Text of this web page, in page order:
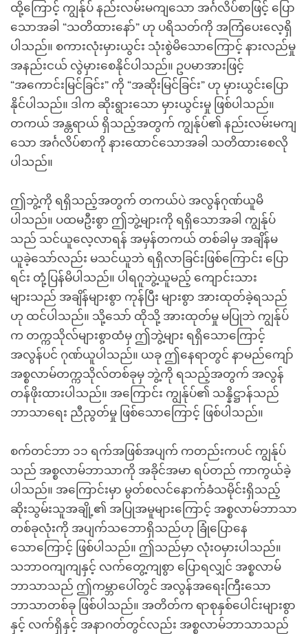
ထို့ကြောင့် ကျွန်ုပ် နည်းလမ်းမကျသော အင်္ဂလိပ်စာဖြင့် ပြော
သောအခါ “သတိထားနော်” ဟု ပရိသတ်ကို အကြံပေးလေ့ရှိ
ပါသည်။ စကားလုံးမှားယွင်း သုံးစွဲမိသောကြောင့် နားလည်မှု
အနည်းငယ် လွဲမှားစေနိုင်ပါသည်။ ဥပမာအားဖြင့်
“အကောင်းမြင်ခြင်း” ကို “အဆိုးမြင်ခြင်း” ဟု မှားယွင်းပြော
နိုင်ပါသည်။ ဒါက ဆိုးရွားသော မှားယွင်းမှု ဖြစ်ပါသည်။
တကယ် အန္တရာယ် ရှိသည့်အတွက် ကျွန်ုပ်၏ နည်းလမ်းမကျ
သော အင်္ဂလိပ်စာကို နားထောင်သောအခါ သတိထားစေလို
ပါသည်။
ဤဘွဲ့ကို ရရှိသည့်အတွက် တကယ်ပဲ အလွန်ဂုဏ်ယူမိ
ပါသည်။ ပထမဦးစွာ ဤဘွဲ့များကို ရရှိသောအခါ ကျွန်ုပ်
သည် သင်ယူလေ့လာရန် အမှန်တကယ် တစ်ခါမှ အချိန်မ
ယူခဲ့သော်လည်း မသင်ယူဘဲ ရရှိလာခြင်းဖြစ်ကြောင်း ပြော
ရင်း တုံ့ပြန်မိပါသည်။ ပါရဂူဘွဲ့ယူမည့် ကျောင်းသား
များသည် အချိန်များစွာ ကုန်ပြီး များစွာ အားထုတ်ခဲ့ရသည်
ဟု ထင်ပါသည်။ သို့သော် ထိုသို့ အားထုတ်မှု မပြုဘဲ ကျွန်ုပ်
က တက္ကသိုလ်များစွာထံမှ ဤဘွဲ့များ ရရှိသောကြောင့်
အလွန်ပင် ဂုဏ်ယူပါသည်။ ယခု ဤနေရာတွင် နာမည်ကျော်
အစ္စလာမ်တက္ကသိုလ်တစ်ခုမှ ဘွဲ့ကို ရသည့်အတွက် အလွန်
တန်ဖိုးထားပါသည်။ အကြောင်း ကျွန်ုပ်၏ သန္နိဋ္ဌာန်သည်
ဘာသာရေး ညီညွတ်မှု ဖြစ်သောကြောင့် ဖြစ်ပါသည်။
စက်တင်ဘာ ၁၁ ရက်အဖြစ်အပျက် ကတည်းကပင် ကျွန်ုပ်
သည် အစ္စလာမ်ဘာသာကို အခိုင်အမာ ရပ်တည် ကာကွယ်ခဲ့
ပါသည်။ အကြောင်းမှာ မွတ်စလင်နောက်ခံသမိုင်းရှိသည့်
ဆိုးသွမ်းသူအချို့၏ အပြုအမူများကြောင့် အစ္စလာမ်ဘာသာ
တစ်ခုလုံးကို အပျက်သဘောရှိသည်ဟု ခြုံပြောနေ
သောကြောင့် ဖြစ်ပါသည်။ ဤသည်မှာ လုံးဝမှားပါသည်။
သဘာဝကျကျနှင့် လက်တွေ့ကျစွာ ပြောရလျှင် အစ္စလာမ်
ဘာသာသည် ဤကမ္ဘာပေါ်တွင် အလွန်အရေးကြီးသော
ဘာသာတစ်ခု ဖြစ်ပါသည်။ အတိတ်က ရာစုနှစ်ပေါင်းများစွာ
နှင့် လက်ရှိနှင့် အနာဂတ်တွင်လည်း အစ္စလာမ်ဘာသာသည်